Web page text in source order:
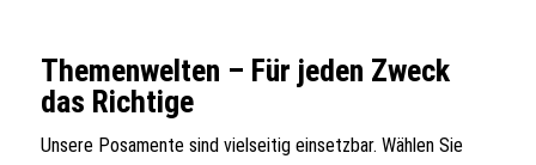
Themenwelten – Für jeden Zweck
das Richtige
Unsere Posamente sind vielseitig einsetzbar. Wählen Sie